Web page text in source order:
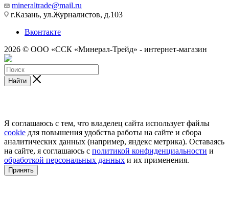
mineraltrade@mail.ru
г.Казань, ул.Журналистов, д.103
Вконтакте
2026 © ООО «ССК «Минерал-Трейд» - интернет-магазин
Найти
Я соглашаюсь с тем, что владелец сайта использует файлы
cookie для повышения удобства работы на сайте и сбора
аналитических данных (например, яндекс метрика). Оставаясь
на сайте, я соглашаюсь с политикой конфиденциальности и
обработкой персональных данных и их применения.
Принять